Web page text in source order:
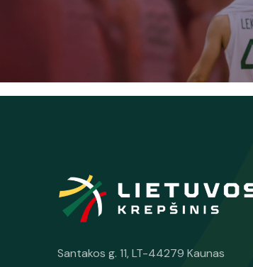
Santakos g. 11, LT-44279 Kaunas